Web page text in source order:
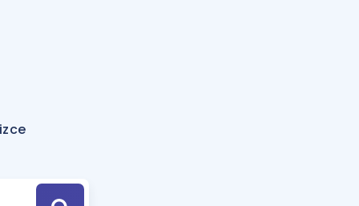
Hesaplama Aracı
için Öneriler
Tek Takvimde